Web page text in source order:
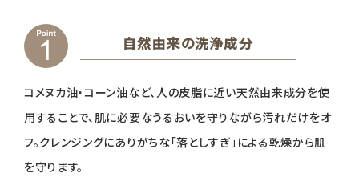
自然由来の洗浄成分
コメヌカ油・コーン油など、人の皮脂に近い天然由来成分を使
用することで、肌に必要なうるおいを守りながら汚れだけをオ
フ。クレンジングにありがちな「落としすぎ」による乾燥から肌
を守ります。